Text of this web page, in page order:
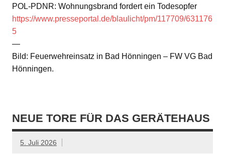
POL-PDNR: Wohnungsbrand fordert ein Todesopfer
https://www.presseportal.de/blaulicht/pm/117709/631176
5
—
Bild: Feuerwehreinsatz in Bad Hönningen – FW VG Bad
Hönningen.
NEUE TORE FÜR DAS GERÄTEHAUS
5. Juli 2026